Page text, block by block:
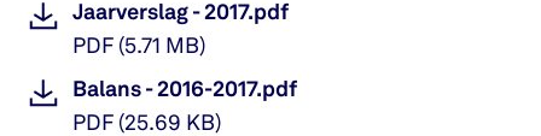
Jaarverslag - 2017.pdf
PDF (5.71 MB)
Balans - 2016-2017.pdf
PDF (25.69 KB)